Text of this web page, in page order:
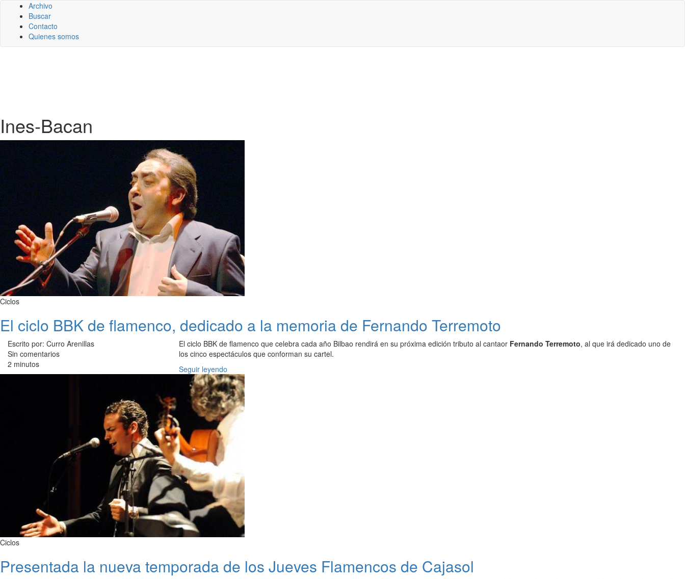
Archivo
Buscar
Contacto
Quienes somos
Ines-Bacan
Ciclos
El ciclo BBK de flamenco, dedicado a la memoria de Fernando Terremoto
Escrito por: Curro Arenillas
Sin comentarios
2 minutos
El ciclo BBK de flamenco que celebra cada año Bilbao rendirá en su próxima edición tributo al cantaor Fernando Terremoto, al que irá dedicado uno de
los cinco espectáculos que conforman su cartel.
Seguir leyendo
Ciclos
Presentada la nueva temporada de los Jueves Flamencos de Cajasol